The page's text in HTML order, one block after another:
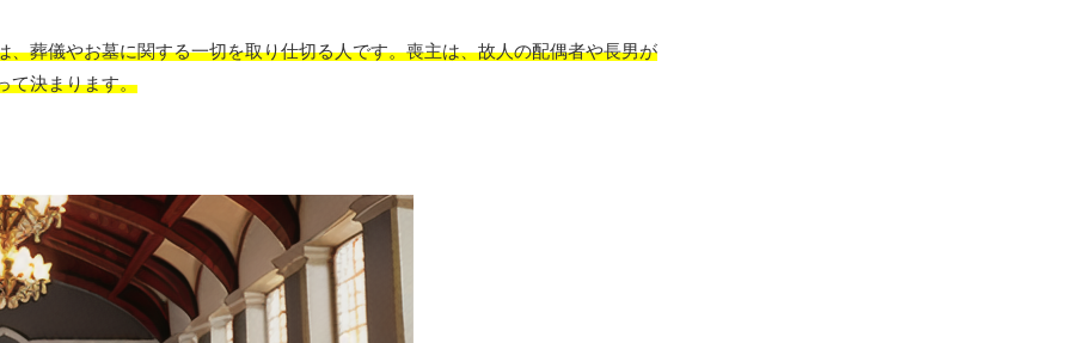
葬儀やお墓に関する一切を取り仕切る人です。喪主は、故人の配偶者や長男が
て決まります。